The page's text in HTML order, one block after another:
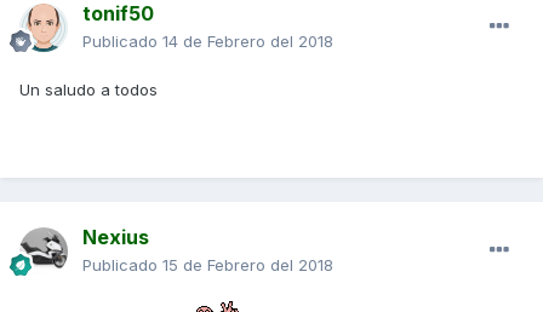
tonif50
Publicado 14 de Febrero del 2018
Un saludo a todos
Nexius
Publicado 15 de Febrero del 2018